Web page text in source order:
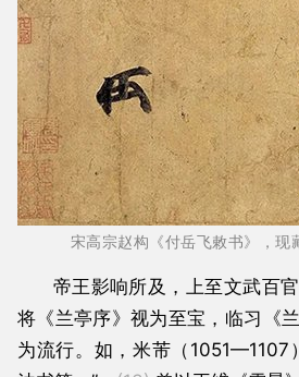
宋高宗赵构《付岳飞敕书》，现
帝王影响所及，上至文武百官
将《兰亭序》视为至宝，临习《
为流行。如，米芾（1051—1107